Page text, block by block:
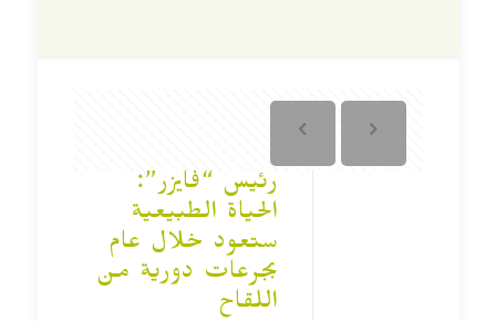
رئيس “فايزر”:
الحياة الطبيعية
ستعود خلال عام
بجرعات دورية من
اللقاح